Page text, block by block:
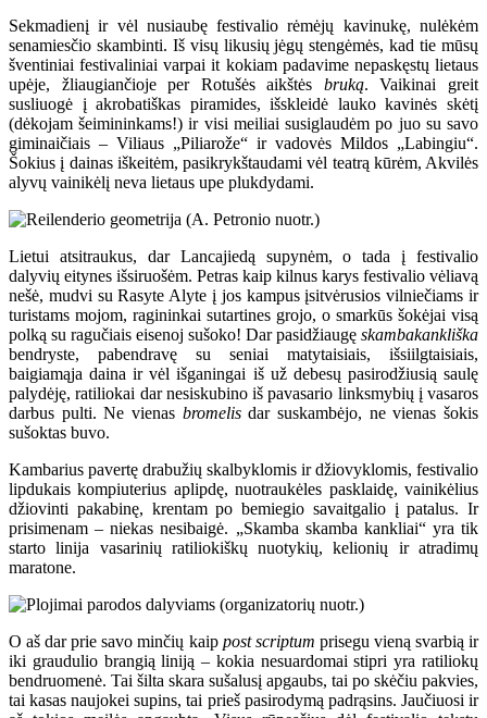
Sekmadienį ir vėl nusiaubę festivalio rėmėjų kavinukę, nulėkėm
senamiesčio skambinti. Iš visų likusių jėgų stengėmės, kad tie mūsų
šventiniai festivaliniai varpai it kokiam padavime nepaskęstų lietaus
upėje, žliaugiančioje per Rotušės aikštės bruką. Vaikinai greit
susliuogė į akrobatiškas piramides, išskleidė lauko kavinės skėtį
(dėkojam šeimininkams!) ir visi meiliai susiglaudėm po juo su savo
giminaičiais – Viliaus „Piliarože“ ir vadovės Mildos „Labingiu“.
Šokius į dainas iškeitėm, pasikrykštaudami vėl teatrą kūrėm, Akvilės
alyvų vainikėlį neva lietaus upe plukdydami.
Lietui atsitraukus, dar Lancajiedą supynėm, o tada į festivalio
dalyvių eitynes išsiruošėm. Petras kaip kilnus karys festivalio vėliavą
nešė, mudvi su Rasyte Alyte į jos kampus įsitvėrusios vilniečiams ir
turistams mojom, ragininkai sutartines grojo, o smarkūs šokėjai visą
polką su ragučiais eisenoj sušoko! Dar pasidžiaugę skambakankliška
bendryste, pabendravę su seniai matytaisiais, išsiilgtaisiais,
baigiamąja daina ir vėl išganingai iš už debesų pasirodžiusią saulę
palydėję, ratiliokai dar nesiskubino iš pavasario linksmybių į vasaros
darbus pulti. Ne vienas bromelisdar suskambėjo, ne vienas šokis
sušoktas buvo.
Kambarius pavertę drabužių skalbyklomis ir džiovyklomis, festivalio
lipdukais kompiuterius aplipdę, nuotraukėles pasklaidę, vainikėlius
džiovinti pakabinę, krentam po bemiegio savaitgalio į patalus. Ir
prisimenam – niekas nesibaigė. „Skamba skamba kankliai“ yra tik
starto linija vasarinių ratiliokiškų nuotykių, kelionių ir atradimų
maratone.
O aš dar prie savo minčių kaip post scriptum prisegu vieną svarbią ir
iki graudulio brangią liniją – kokia nesuardomai stipri yra ratiliokų
bendruomenė. Tai šilta skara sušalusį apgaubs, tai po skėčiu pakvies,
tai kasas naujokei supins, tai prieš pasirodymą padrąsins. Jaučiuosi ir